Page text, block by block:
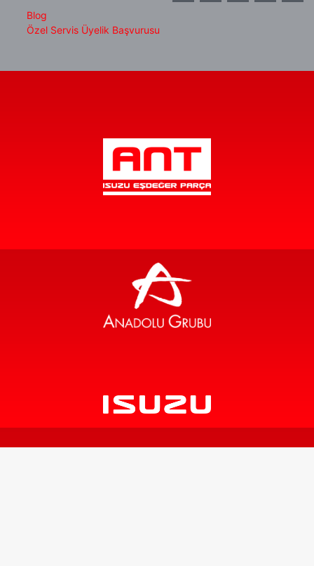
Blog
Özel Servis Üyelik Başvurusu